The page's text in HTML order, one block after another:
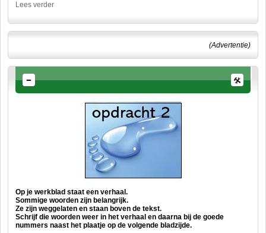
Lees verder
(Advertentie)
Op je werkblad staat een verhaal.
Sommige woorden zijn belangrijk.
Ze zijn weggelaten en staan boven de tekst.
Schrijf die woorden weer in het verhaal en daarna bij de goede
nummers naast het plaatje op de volgende bladzijde.